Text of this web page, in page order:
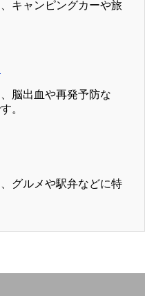
キャンピングカーや旅
脳出血や再発予防な
。
グルメや駅弁などに特